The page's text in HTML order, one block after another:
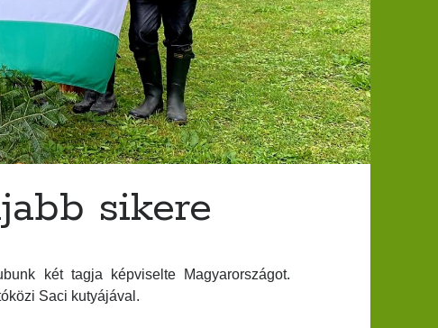
sikere
két tagja képviselte Magyarországot.
Saci kutyájával.